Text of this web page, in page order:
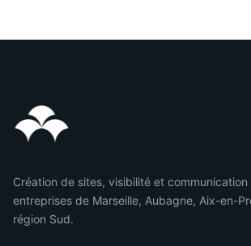
Création de sites, visibilité et communication
entreprises de Marseille, Aubagne, Aix-en-
région Sud.